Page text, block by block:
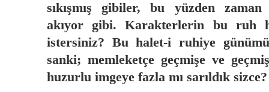
sıkışmış gibiler, bu yüzden zaman
akıyor gibi. Karakterlerin bu ruh
istersiniz? Bu halet-i ruhiye
sanki; memleketçe geçmişe ve
huzurlu imgeye fazla mı sarıldık sizce?